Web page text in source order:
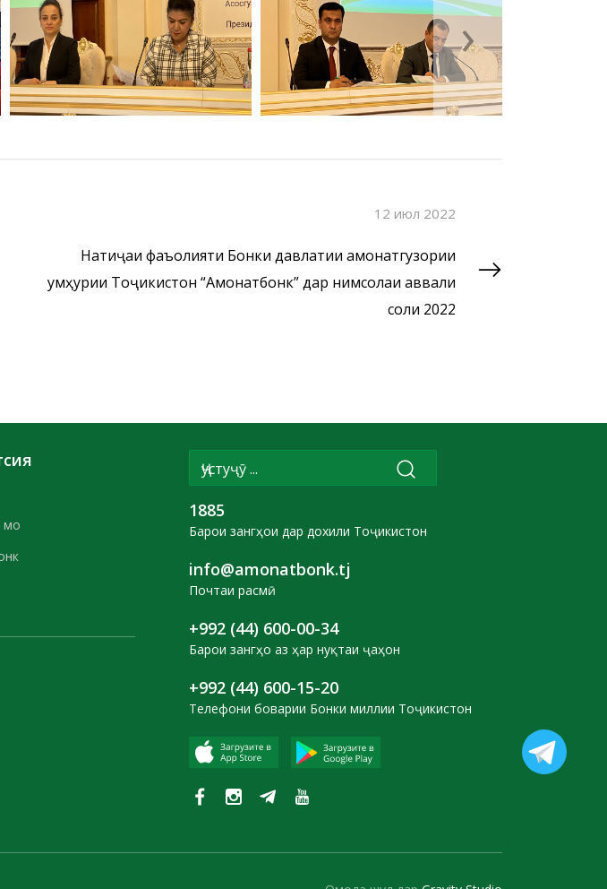
›
12 июл 2022
Натиҷаи фаъолияти Бонки давлатии амонатгузории
Ҷумҳурии Тоҷикистон “Амонатбонк” дар нимсолаи аввали
соли 2022
мо
1885
Барои зангҳои дар дохили Тоҷикистон
info@amonatbonk.tj
Почтаи расмӣ
+992 (44) 600-00-34
Барои зангҳо аз ҳар нуқтаи ҷаҳон
+992 (44) 600-15-20
Телефони боварии Бонки миллии Тоҷикистон